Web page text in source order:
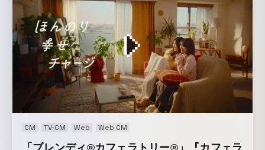
ラルなタイムスリップ神戸と有馬温泉を舞台に描いていま
す。
CM TV-CM Web Web CM
「ブレンディ®カフェラトリー®」『カフェラ